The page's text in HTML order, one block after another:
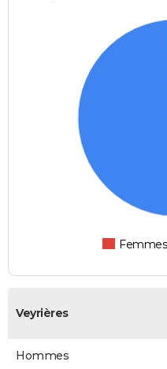
Femmes
Veyrières
Hommes